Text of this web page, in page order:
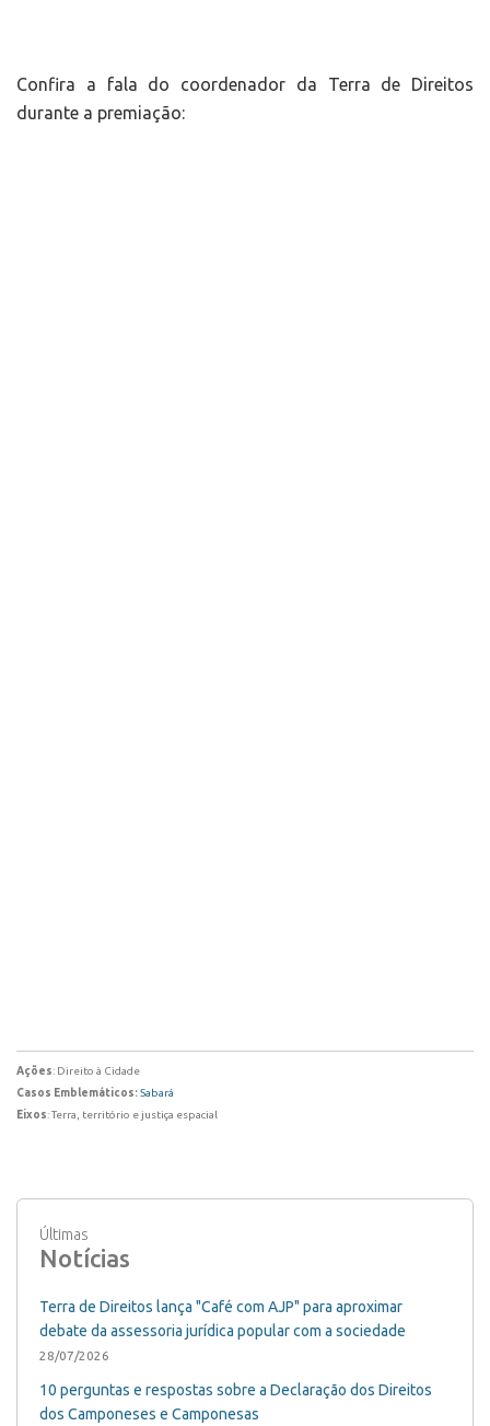
Confira a fala do coordenador da Terra de Direitos
durante a premiação:
Ações: Direito à Cidade
Casos Emblemáticos:Sabará
Eixos: Terra, território e justiça espacial
Últimas
Notícias
Terra de Direitos lança "Café com AJP" para aproximar
debate da assessoria jurídica popular com a sociedade
28/07/2026
10 perguntas e respostas sobre a Declaração dos Direitos
dos Camponeses e Camponesas